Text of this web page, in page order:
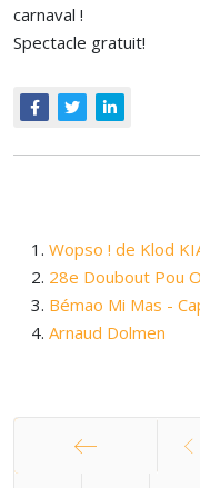
carnaval !
Spectacle gratuit!
Wopso ! de Klod
28e Doubout Pou
Bémao Mi Mas -
Arnaud Dolmen